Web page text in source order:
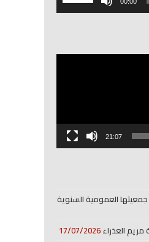
مفاتيح
لزيادة
21:07
العمومية السنوية
مريم العذراء17/07/2026